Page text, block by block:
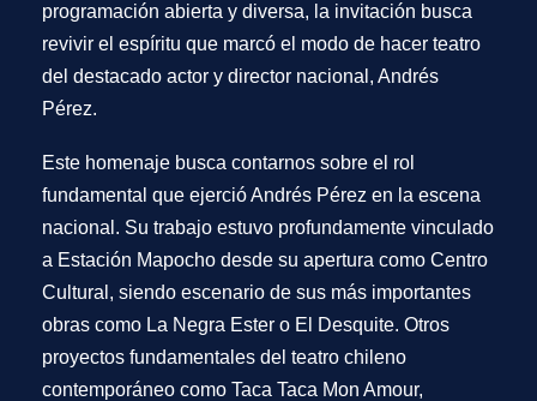
programación abierta y diversa, la invitación busca
revivir el espíritu que marcó el modo de hacer teatro
del destacado actor y director nacional, Andrés
Pérez.
Este homenaje busca contarnos sobre el rol
fundamental que ejerció Andrés Pérez en la escena
nacional. Su trabajo estuvo profundamente vinculado
a Estación Mapocho desde su apertura como Centro
Cultural, siendo escenario de sus más importantes
obras como La Negra Ester o El Desquite. Otros
proyectos fundamentales del teatro chileno
contemporáneo como Taca Taca Mon Amour,